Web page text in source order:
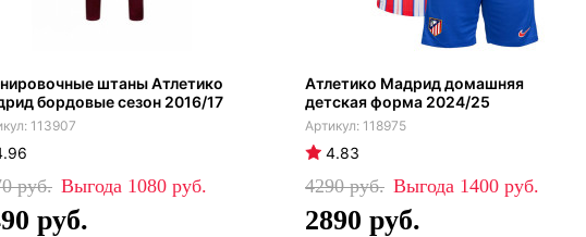
штаны Атлетико
бордовые сезон 2016/17
113907
1080
Атлетико Мадрид домашняя
детская форма 2024/25
118975
4.83
4290 1400
2890